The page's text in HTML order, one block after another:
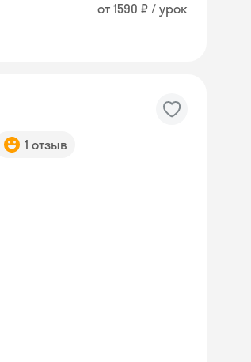
от 1590 ₽ / урок
1 отзыв